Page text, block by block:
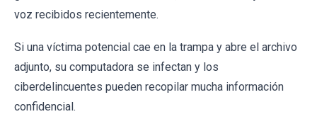
voz recibidos recientemente.
Si una víctima potencial cae en la trampa y abre el archivo
adjunto, su computadora se infectan y los
ciberdelincuentes pueden recopilar mucha información
confidencial.